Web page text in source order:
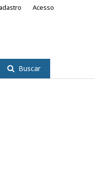
Buscar
Acesso